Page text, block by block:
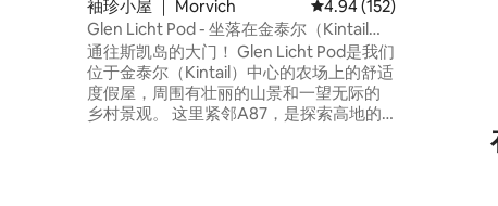
袖珍小屋 ｜ Morvich 平均评分 4.94 分（满分 5
4.94 (152)
Glen Licht Pod - 坐落在金泰尔（Kintail）
山脉
通往斯凯岛的大门！ Glen Licht Pod是我们
位于金泰尔（Kintail）中心的农场上的舒适
度假屋，周围有壮丽的山景和一望无际的
乡村景观。 这里紧邻A87，是探索高地的